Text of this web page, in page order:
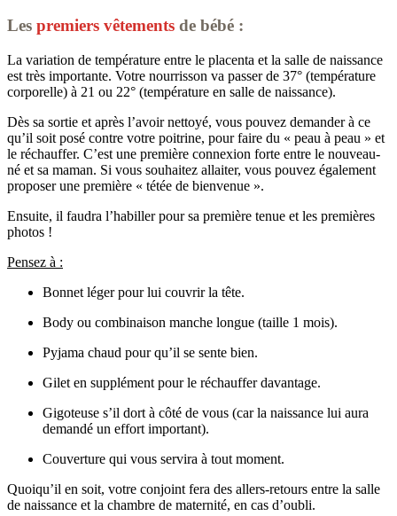
Les premiers vêtements de bébé :
La variation de température entre le placenta et la salle de naissance
est très importante. Votre nourrisson va passer de 37° (température
corporelle) à 21 ou 22° (température en salle de naissance).
Dès sa sortie et après l’avoir nettoyé, vous pouvez demander à ce
qu’il soit posé contre votre poitrine, pour faire du « peau à peau » et
le réchauffer. C’est une première connexion forte entre le nouveau-
né et sa maman. Si vous souhaitez allaiter, vous pouvez également
proposer une première « tétée de bienvenue ».
Ensuite, il faudra l’habiller pour sa première tenue et les premières
photos !
Pensez à :
Bonnet léger pour lui couvrir la tête.
Body ou combinaison manche longue (taille 1 mois).
Pyjama chaud pour qu’il se sente bien.
Gilet en supplément pour le réchauffer davantage.
Gigoteuse s’il dort à côté de vous (car la naissance lui aura
demandé un effort important).
Couverture qui vous servira à tout moment.
Quoiqu’il en soit, votre conjoint fera des allers-retours entre la salle
de naissance et la chambre de maternité, en cas d’oubli.